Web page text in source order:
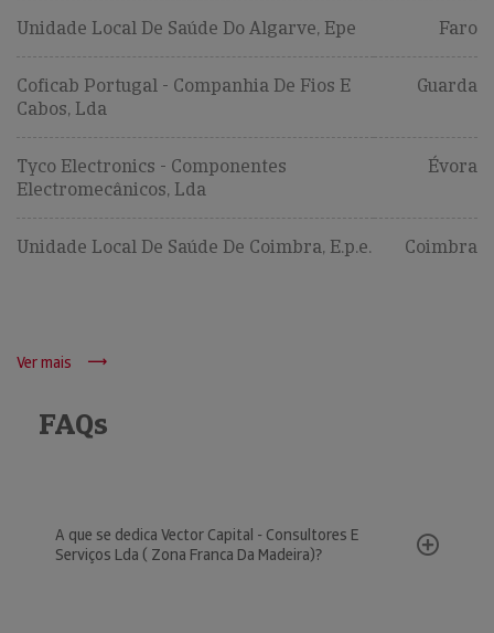
Unidade Local De Saúde Do Algarve, Epe Faro
Coficab Portugal - Companhia De Fios E
Cabos, Lda
Guarda
Tyco Electronics - Componentes
Electromecânicos, Lda
Évora
Unidade Local De Saúde De Coimbra, E.p.e. Coimbra
Ver mais
FAQs
A que se dedica Vector Capital - Consultores E
Serviços Lda ( Zona Franca Da Madeira)?